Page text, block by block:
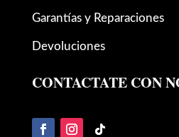
Garantías y Reparaciones
Devoluciones
CONTACTATE CON